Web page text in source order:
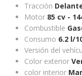
Tracción
Motor 85 cv -
Combustible
Consumo 6.2 l/
Versión del
Color exterior
color interior